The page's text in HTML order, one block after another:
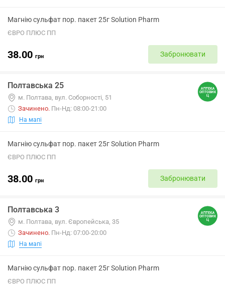
Магнію сульфат пор. пакет 25г Solution Pharm
ЄВРО ПЛЮС ПП
38.00 грн Забронювати
Полтавська 25
м. Полтава, вул. Соборності, 51
Зачинено. Пн-Нд: 08:00-21:00
На мапі
Магнію сульфат пор. пакет 25г Solution Pharm
ЄВРО ПЛЮС ПП
38.00 грн Забронювати
Полтавська 3
м. Полтава, вул. Європейська, 35
Зачинено. Пн-Нд: 07:00-20:00
На мапі
Магнію сульфат пор. пакет 25г Solution Pharm
ЄВРО ПЛЮС ПП